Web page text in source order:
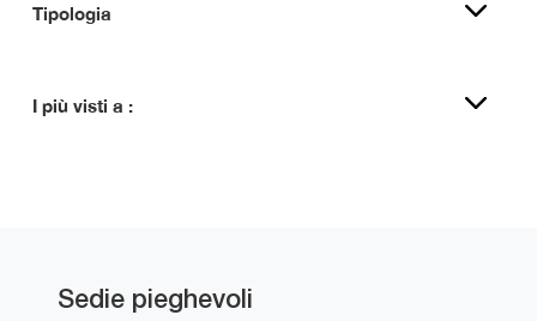
Tipologia
I più visti a :
Sedie pieghevoli